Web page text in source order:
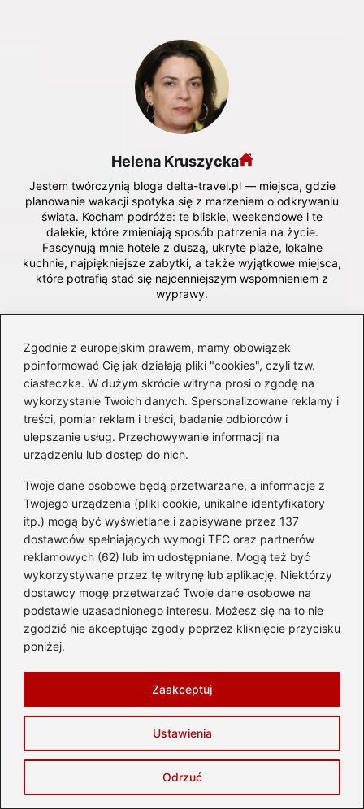
Zgodnie z europejskim prawem, mamy obowiązek
poinformować Cię jak działają pliki "cookies", czyli tzw.
ciasteczka. W dużym skrócie witryna prosi o zgodę na
wykorzystanie Twoich danych. Spersonalizowane reklamy i
treści, pomiar reklam i treści, badanie odbiorców i
ulepszanie usług. Przechowywanie informacji na
urządzeniu lub dostęp do nich.
Twoje dane osobowe będą przetwarzane, a informacje z
Twojego urządzenia (pliki cookie, unikalne identyfikatory
itp.) mogą być wyświetlane i zapisywane przez 137
dostawców spełniających wymogi TFC oraz partnerów
reklamowych (62) lub im udostępniane. Mogą też być
wykorzystywane przez tę witrynę lub aplikację. Niektórzy
dostawcy mogę przetwarzać Twoje dane osobowe na
podstawie uzasadnionego interesu. Możesz się na to nie
zgodzić nie akceptując zgody poprzez kliknięcie przycisku
poniżej.
Ustawienia
Odrzuć
Zaakceptuj
Helena Kruszycka
Jestem twórczynią bloga delta-travel.pl — miejsca, gdzie
planowanie wakacji spotyka się z marzeniem o odkrywaniu
świata. Kocham podróże: te bliskie, weekendowe i te
dalekie, które zmieniają sposób patrzenia na życie.
Fascynują mnie hotele z duszą, ukryte plaże, lokalne
kuchnie, najpiękniejsze zabytki, a także wyjątkowe miejsca,
które potrafią stać się najcenniejszym wspomnieniem z
wyprawy.
kierunki podróży oraz wskazówkami dotyczącymi lotów,
organizacji wycieczek i zwiedzania. Lubię opisywać świat
oczami podróżnika, który nie tylko ogląda, ale chce
zrozumieć — ludzi, kraje, rytuały i historię, która buduje
tożsamość każdego miejsca.
Piszę dla tych, którzy szukają nie tylko destynacji, ale
przeżyć — śniadań na tarasie z widokiem, klimatycznych
wytchnienia w najbliższym miasteczku. Wierzę, że podróże
nie zaczynają się w dniu wylotu, lecz wtedy, gdy pojawia
się pomysł — dlatego chcę inspirować, pomagać planować
i pokazywać, że świat jest znacznie bliżej, niż się wydaje.
Ile czasu zajmuje lot do Ománu z Krakowa? Sprawdź
szczegóły!
→
Jak długo trwa lot z Warszawy do Bari? Przewodnik
dla podróżników
Dodaj komentarz
Twój adres email nie zostanie opublikowany.
Wymagane pola są oznaczone